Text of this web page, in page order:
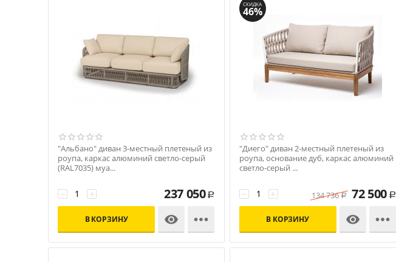
"Альбано" диван 3-местный плетеный из
роупа, каркас алюминий светло-серый
(RAL7035) муа...
+
− 237 050 Р
В КОРЗИНУ 

СКИДКА
46%
"Диего" диван 2-местный плетеный из
роупа, основание дуб, каркас алюминий
светло-серый ...
+
− 134 736 Р 72 500 Р
В КОРЗИНУ 
